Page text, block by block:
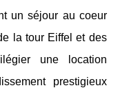
un séjour au coeur
la tour Eiffel et des
une location
prestigieux